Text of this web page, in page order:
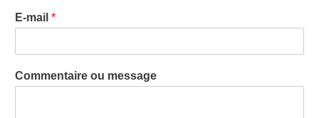
E-mail *
Commentaire ou message